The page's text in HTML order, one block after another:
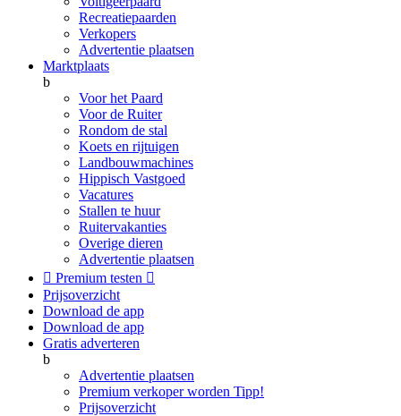
Recreatiepaarden
Verkopers
Advertentie plaatsen
Marktplaats
b
Voor het Paard
Voor de Ruiter
Rondom de stal
Koets en rijtuigen
Landbouwmachines
Hippisch Vastgoed
Vacatures
Stallen te huur
Ruitervakanties
Overige dieren
Advertentie plaatsen
 Premium testen 
Prijsoverzicht
Download de app
Download de app
Gratis adverteren
b
Advertentie plaatsen
Premium verkoper worden Tipp!
Prijsoverzicht